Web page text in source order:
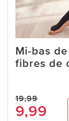
Mi-bas
fibres de
19,99
9,99